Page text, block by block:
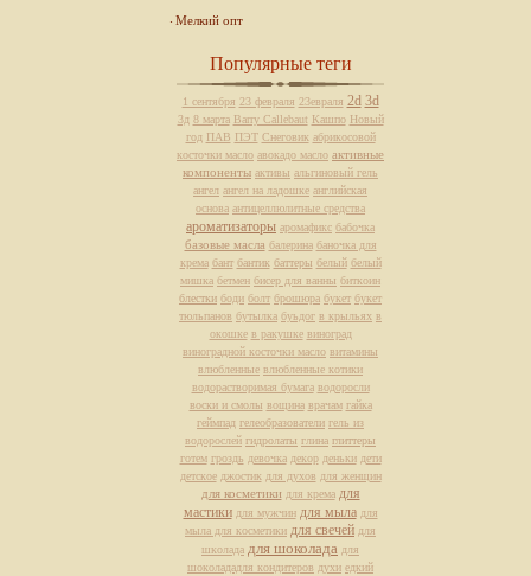
Мелкий опт
Популярные теги
1 сентября 23 февраля 23евраля 2d 3d
3д 8 марта Barry Callebaut Кашпо Новый
год ПАВ ПЭТ Снеговик абрикосовой
косточки масло авокадо масло активные
компоненты активы альгиновый гель
ангел ангел на ладошке английская
основа антицеллюлитные средства
ароматизаторы аромафикс бабочка
базовые масла балерина баночка для
крема бант бантик баттеры белый белый
мишка бетмен бисер для ванны биткоин
блестки боди болт брошюра букет букет
тюльпанов бутылка буьдог в крыльях в
окошке в ракушке виноград
виноградной косточки масло витамины
влюбленные влюбленные котики
водорастворимая бумага водоросли
воски и смолы вощина врачам гайка
геймпад гелеобразователи гель из
водорослей гидролаты глина глиттеры
готем гроздь девочка декор деньки дети
детское джостик для духов для женщин
для косметики для крема для
мастики для мужчин для мыла для
мыла для косметики для свечей для
школада для шоколада для
шоколададля кондитеров духи едкий